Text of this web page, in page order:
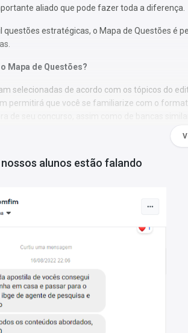
aliado que pode fazer toda a diferença.
questões estratégicas, o Mapa de Questões é
Mapa de Questões?
selecionadas de acordo com os tópicos do
permitirá que você se familiarize com o
seu foco de estudo para áreas de maior
estratégico de seus estudos para
alguns dos benefícios em adquirir o Mapa de
alunos estão falando